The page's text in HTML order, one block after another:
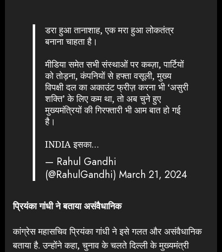
डरा हुआ तानाशाह, एक मरा हुआ लोकतंत्र
बनाना चाहता है।
मीडिया समेत सभी संस्थाओं पर कब्ज़ा, पार्टियों
को तोड़ना, कंपनियों से हफ्ता वसूली, मुख्य
विपक्षी दल का अकाउंट फ्रीज़ करना भी ‘असुरी
शक्ति’ के लिए कम था, तो अब चुने हुए
मुख्यमंत्रियों की गिरफ्तारी भी आम बात हो गई
है।
INDIA इसका…
— Rahul Gandhi
(@RahulGandhi)March 21, 2024
प्रियंका गांधी ने बताया असंवैधानिक
कांग्रेस महासचिव प्रियंका गांधी ने इसे गलत और असंवैधानिक
बताया है. उन्होंने कहा, चुनाव के चलते दिल्ली के मुख्यमंत्री